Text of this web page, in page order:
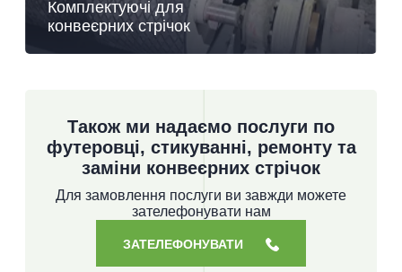
Комплектуючі для
конвеєрних стрічок
Також ми надаємо послуги по
футеровці, стикуванні, ремонту та
заміни конвеєрних стрічок
Для замовлення послуги ви завжди можете
зателефонувати нам
ЗАТЕЛЕФОНУВАТИ